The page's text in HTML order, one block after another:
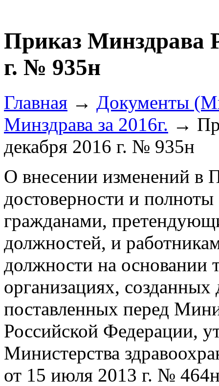
Приказ Минздрава
г. № 935н
Главная → Документы
Минздрава за 2016г. →
декабря 2016 г. № 935н
О внесении изменений в
достоверности и
гражданами,
должностей, и
должности на основании
организациях,
поставленных перед
Российской Федерации,
Министерства
от 15 июля 2013 г. №